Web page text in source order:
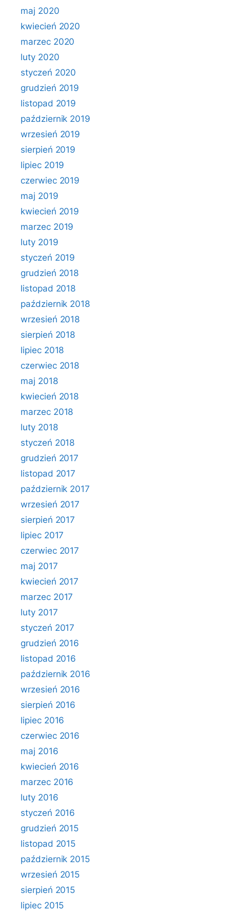
maj 2020
kwiecień 2020
marzec 2020
luty 2020
styczeń 2020
grudzień 2019
listopad 2019
październik 2019
wrzesień 2019
sierpień 2019
lipiec 2019
czerwiec 2019
maj 2019
kwiecień 2019
marzec 2019
luty 2019
styczeń 2019
grudzień 2018
listopad 2018
październik 2018
wrzesień 2018
sierpień 2018
lipiec 2018
czerwiec 2018
maj 2018
kwiecień 2018
marzec 2018
luty 2018
styczeń 2018
grudzień 2017
listopad 2017
październik 2017
wrzesień 2017
sierpień 2017
lipiec 2017
czerwiec 2017
maj 2017
kwiecień 2017
marzec 2017
luty 2017
styczeń 2017
grudzień 2016
listopad 2016
październik 2016
wrzesień 2016
sierpień 2016
lipiec 2016
czerwiec 2016
maj 2016
kwiecień 2016
marzec 2016
luty 2016
styczeń 2016
grudzień 2015
listopad 2015
październik 2015
wrzesień 2015
sierpień 2015
lipiec 2015